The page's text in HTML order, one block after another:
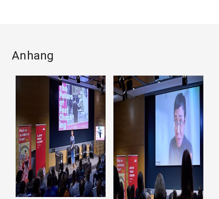
Anhang